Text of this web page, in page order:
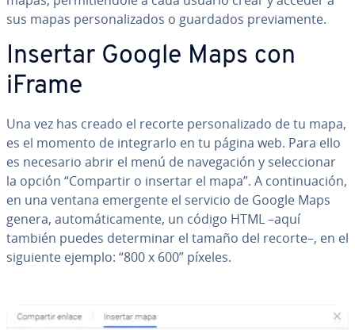
sus mapas pe­r­so­na­li­za­dos o guardados pre­via­me­n­te.
Insertar Google Maps con
iFrame
Una vez has creado el recorte pe­r­so­na­li­za­do de tu mapa,
es el momento de in­te­grar­lo en tu página web. Para ello
es necesario abrir el menú de na­ve­ga­ción y se­le­c­cio­nar
la opción “Compartir o insertar el mapa”. A co­n­ti­nua­ción,
en una ventana emergente el servicio de Google Maps
genera, au­to­má­ti­ca­me­n­te, un código HTML –aquí
también puedes de­te­r­mi­nar el tamaño del recorte–, en el
siguiente ejemplo: “800 x 600” píxeles.